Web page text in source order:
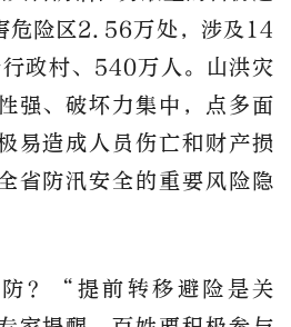
危险区2.56万处，涉及14
政村、540万人。山洪灾
强、破坏力集中，点多面
易造成人员伤亡和财产损
省防汛安全的重要风险隐
？“提前转移避险是关